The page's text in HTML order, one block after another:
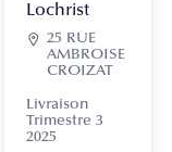
Lochrist
 25 RUE
AMBROISE
CROIZAT
Livraison
Trimestre 3
2025